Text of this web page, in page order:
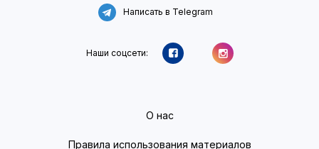
Написать в Telegram
Наши соцсети:
О нас
Правила использования материалов